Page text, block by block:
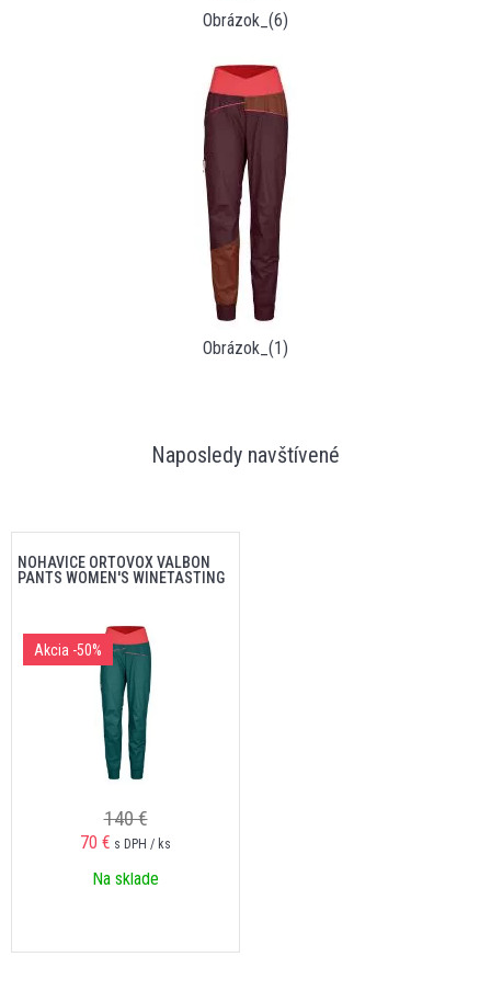
Obrázok_(6)
Obrázok_(1)
Naposledy navštívené
NOHAVICE ORTOVOX VALBON
PANTS WOMEN'S WINETASTING
Akcia -50%
140 €
70 € s DPH / ks
Na sklade